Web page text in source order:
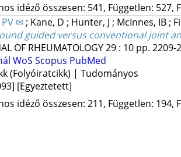
idéző összesen: 541, Független: 527,
✉; Kane, D ; Hunter, J ; McInnes, IB;
guided versus conventional joint
OF RHEUMATOLOGY29: 10 pp. 2209-
WoS Scopus PubMed
(Folyóiratcikk) | Tudományos
[Egyeztetett]
idéző összesen: 211, Független: 194,